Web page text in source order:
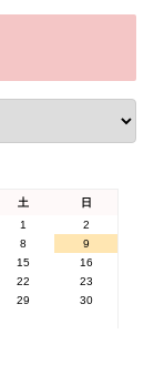
土
日
1
2
8
9
15
16
22
23
29
30